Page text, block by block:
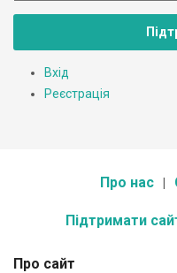
Вхід
Реєстрація
Про нас
Підтримати
Про сайт